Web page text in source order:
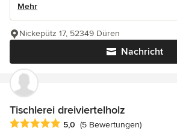
Mehr
Nachricht
Nickepütz 17, 52349 Düren
Tischlerei dreiviertelholz
Durchschnittliche Bewertung: 5 von 5
5,0 (5 Bewertungen)